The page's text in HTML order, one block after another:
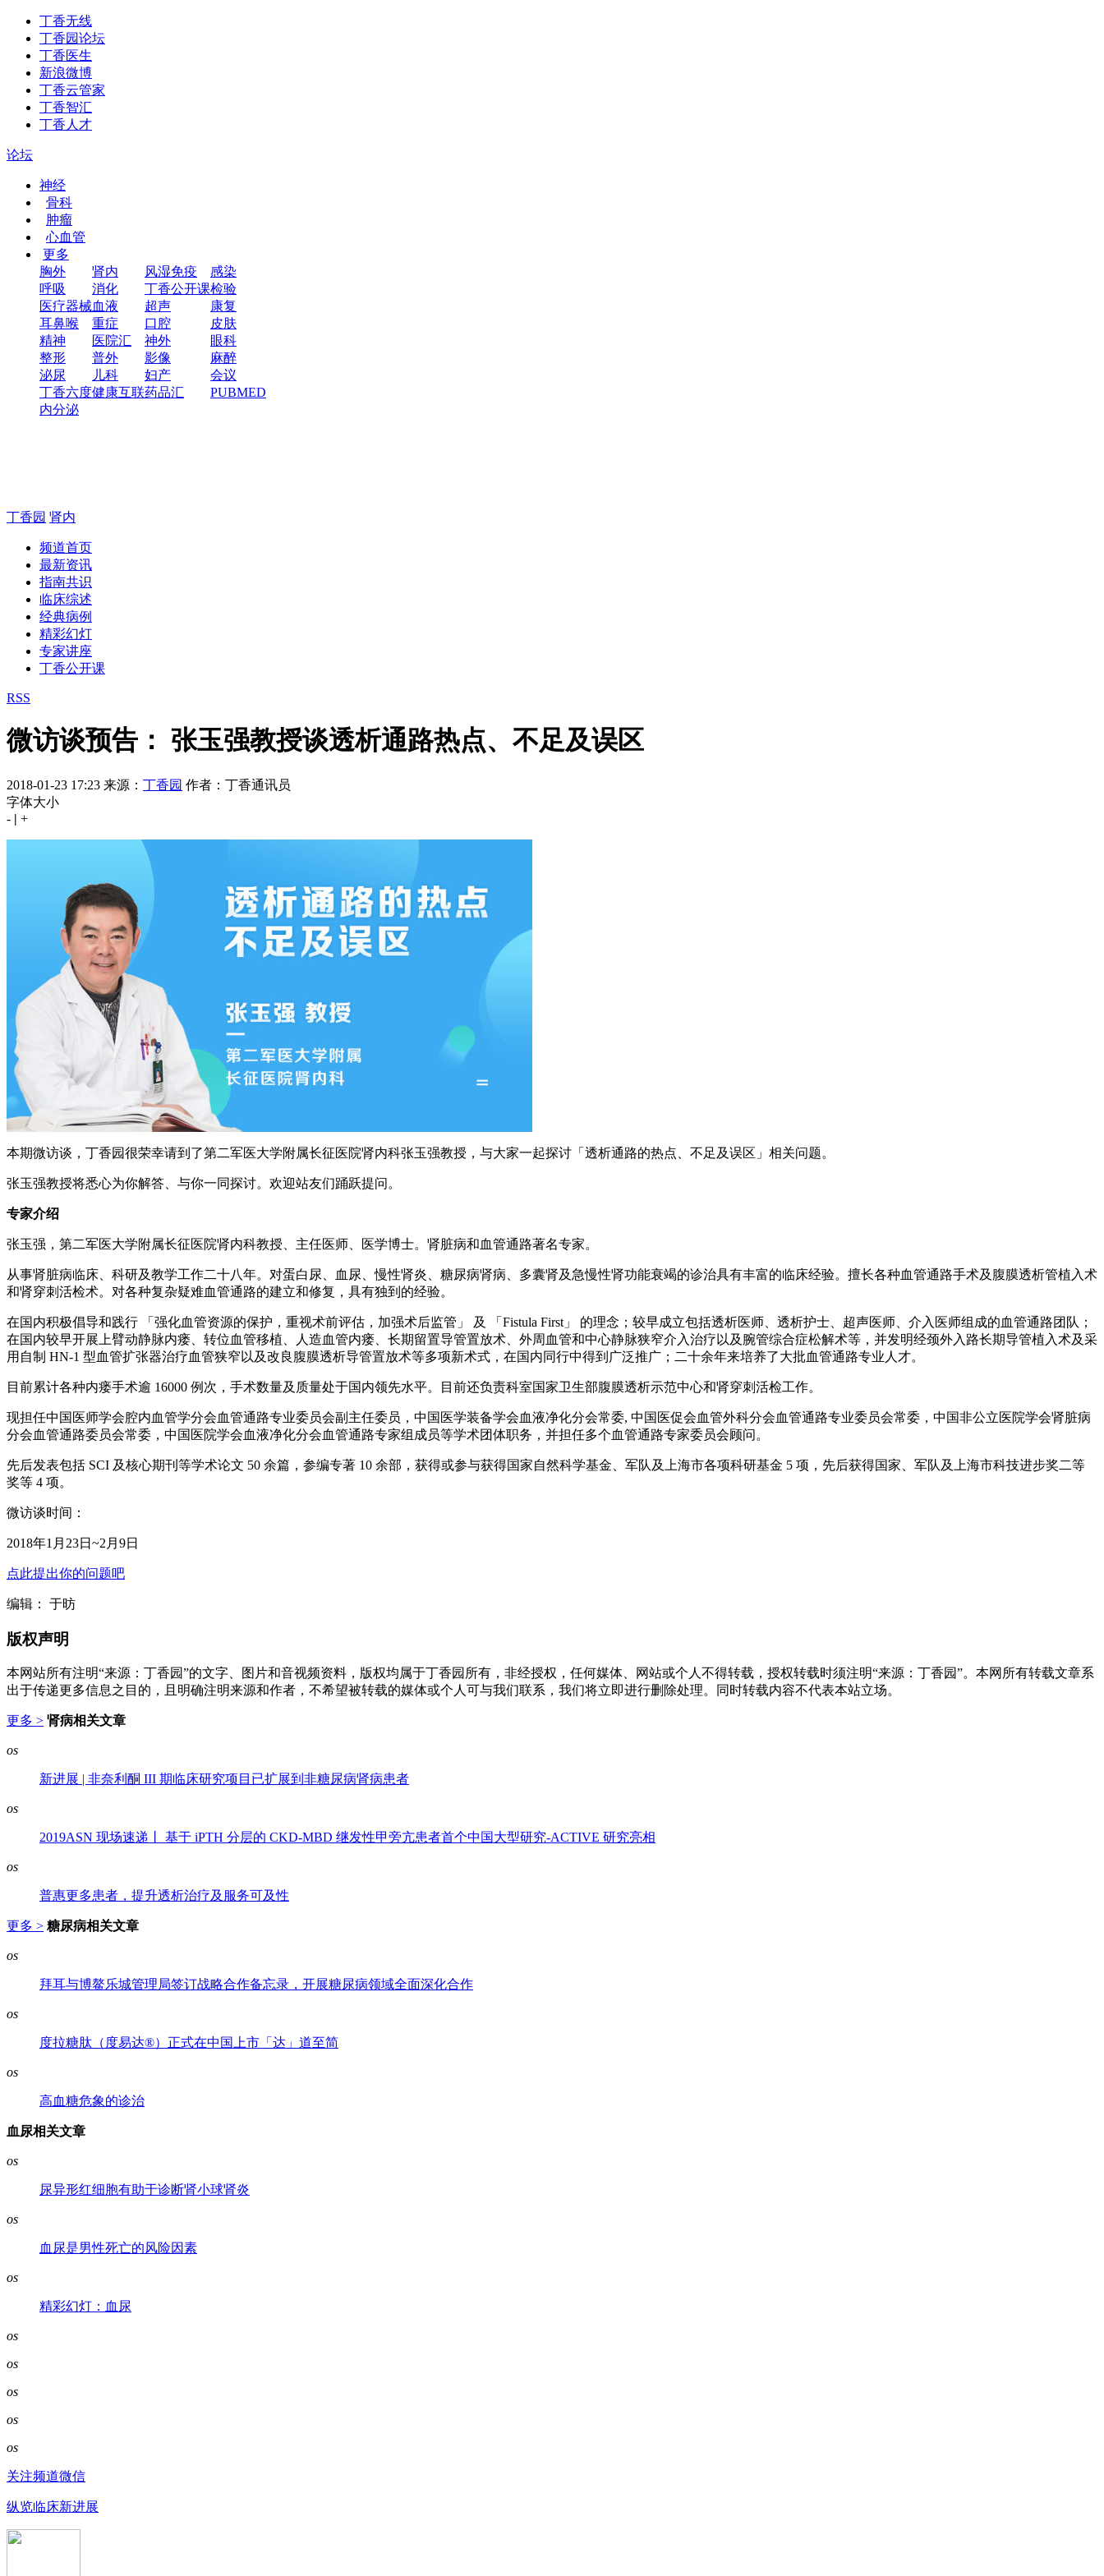
丁香无线
丁香园论坛
丁香医生
新浪微博
丁香云管家
丁香智汇
丁香人才
论坛
神经
骨科
肿瘤
心血管
更多
胸外
肾内 风湿免疫
感染
呼吸
消化 丁香公开课检验
医疗器械血液 超声
康复
耳鼻喉
重症 口腔
皮肤
精神
医院汇 神外
眼科
整形
普外 影像
麻醉
泌尿
儿科 妇产
会议
丁香六度健康互联药品汇
PUBMED
内分泌
丁香园 肾内
频道首页
最新资讯
指南共识
临床综述
经典病例
精彩幻灯
专家讲座
丁香公开课
RSS
微访谈预告： 张玉强教授谈透析通路热点、不足及误区
2018-01-23 17:23 来源： 丁香园 作者：丁香通讯员
字体大小
- | +
本期微访谈，丁香园很荣幸请到了第二军医大学附属长征医院肾内科张玉强教授，与大家一起探讨「透析通路的热点、不足及误区」相关问题。
张玉强教授将悉心为你解答、与你一同探讨。欢迎站友们踊跃提问。
专家介绍
张玉强，第二军医大学附属长征医院肾内科教授、主任医师、医学博士。肾脏病和血管通路著名专家。
从事肾脏病临床、科研及教学工作二十八年。对蛋白尿、血尿、慢性肾炎、糖尿病肾病、多囊肾及急慢性肾功能衰竭的诊治具有丰富的临床经验。擅长各种血管通路手术及腹膜透析管植入术
和肾穿刺活检术。对各种复杂疑难血管通路的建立和修复，具有独到的经验。
在国内积极倡导和践行 「强化血管资源的保护，重视术前评估，加强术后监管」 及 「Fistula First」 的理念；较早成立包括透析医师、透析护士、超声医师、介入医师组成的血管通路团队；
在国内较早开展上臂动静脉内瘘、转位血管移植、人造血管内瘘、长期留置导管置放术、外周血管和中心静脉狭窄介入治疗以及腕管综合症松解术等，并发明经颈外入路长期导管植入术及采
用自制 HN-1 型血管扩张器治疗血管狭窄以及改良腹膜透析导管置放术等多项新术式，在国内同行中得到广泛推广；二十余年来培养了大批血管通路专业人才。
目前累计各种内瘘手术逾 16000 例次，手术数量及质量处于国内领先水平。目前还负责科室国家卫生部腹膜透析示范中心和肾穿刺活检工作。
现担任中国医师学会腔内血管学分会血管通路专业委员会副主任委员，中国医学装备学会血液净化分会常委, 中国医促会血管外科分会血管通路专业委员会常委，中国非公立医院学会肾脏病
分会血管通路委员会常委，中国医院学会血液净化分会血管通路专家组成员等学术团体职务，并担任多个血管通路专家委员会顾问。
先后发表包括 SCI 及核心期刊等学术论文 50 余篇，参编专著 10 余部，获得或参与获得国家自然科学基金、军队及上海市各项科研基金 5 项，先后获得国家、军队及上海市科技进步奖二等
奖等 4 项。
微访谈时间：
2018年1月23日~2月9日
点此提出你的问题吧
编辑： 于昉
版权声明
本网站所有注明“来源：丁香园”的文字、图片和音视频资料，版权均属于丁香园所有，非经授权，任何媒体、网站或个人不得转载，授权转载时须注明“来源：丁香园”。本网所有转载文章系
出于传递更多信息之目的，且明确注明来源和作者，不希望被转载的媒体或个人可与我们联系，我们将立即进行删除处理。同时转载内容不代表本站立场。
更多 > 肾病相关文章
os
新进展 | 非奈利酮 III 期临床研究项目已扩展到非糖尿病肾病患者
os
2019ASN 现场速递丨 基于 iPTH 分层的 CKD-MBD 继发性甲旁亢患者首个中国大型研究-ACTIVE 研究亮相
os
普惠更多患者，提升透析治疗及服务可及性
更多 > 糖尿病相关文章
os
拜耳与博鳌乐城管理局签订战略合作备忘录，开展糖尿病领域全面深化合作
os
度拉糖肽（度易达®）正式在中国上市「达」道至简
os
高血糖危象的诊治
血尿相关文章
os
尿异形红细胞有助于诊断肾小球肾炎
os
血尿是男性死亡的风险因素
os
精彩幻灯：血尿
os
os
os
os
os
关注频道微信
纵览临床新进展